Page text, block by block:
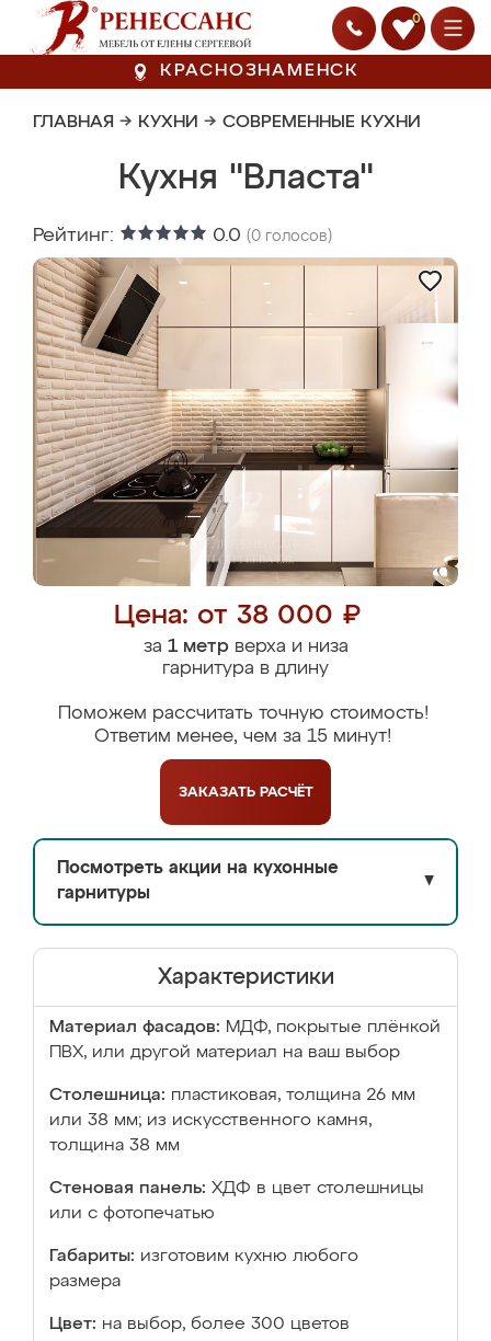
0
КРАСНОЗНАМЕНСК
ГЛАВНАЯ → КУХНИ → СОВРЕМЕННЫЕ КУХНИ
Кухня "Власта"
Рейтинг: 0.0 (0 голосов)
Цена: от 38 000 ₽
за 1 метрверха и низа
гарнитура в длину
Поможем рассчитать точную стоимость!
Ответим менее, чем за 15 минут!
ЗАКАЗАТЬ РАСЧЁТ
Посмотреть акции на кухонные
гарнитуры
▼
Характеристики
Материал фасадов: МДФ, покрытые плёнкой
ПВХ, или другой материал на ваш выбор
Столешница: пластиковая, толщина 26 мм
или 38 мм; из искусственного камня,
толщина 38 мм
Стеновая панель: ХДФ в цвет столешницы
или с фотопечатью
Габариты: изготовим кухню любого
размера
Цвет: на выбор, более 300 цветов